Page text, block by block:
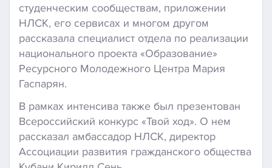
студенческим сообществам, приложении
НЛСК, его сервисах и многом другом
рассказала специалист отдела по реализации
национального проекта «Образование»
Ресурсного Молодежного Центра Мария
Гаспарян.
В рамках интенсива также был презентован
Всероссийский конкурс «Твой ход». О нем
рассказал амбассадор НЛСК, директор
Ассоциации развития гражданского общества